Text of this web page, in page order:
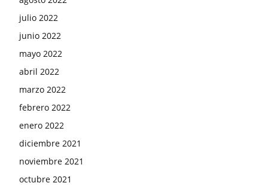
julio 2022
junio 2022
mayo 2022
abril 2022
marzo 2022
febrero 2022
enero 2022
diciembre 2021
noviembre 2021
octubre 2021